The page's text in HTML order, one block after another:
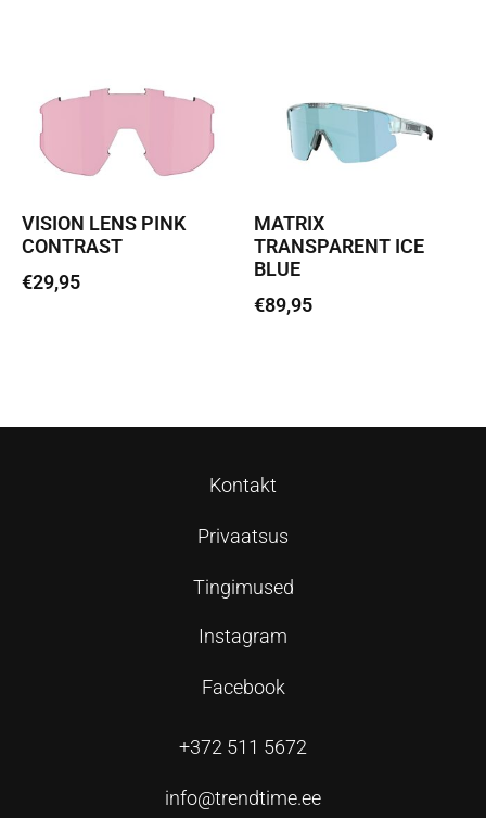
VISION LENS PINK
CONTRAST
€29,95
MATRIX
TRANSPARENT ICE
BLUE
€89,95
Kontakt
Privaatsus
Tingimused
Instagram
Facebook
+372 511 5672
info@trendtime.ee